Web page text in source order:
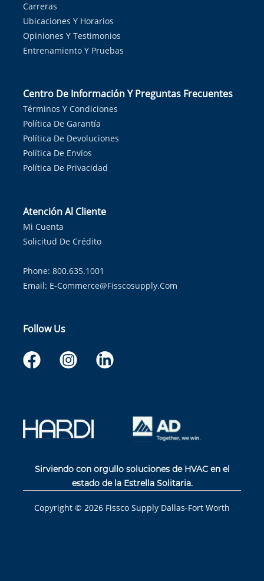
Carreras
Ubicaciones Y Horarios
Opiniones Y Testimonios
Entrenamiento Y Pruebas
Centro De Información Y Preguntas Frecuentes
Términos Y Condiciones
Política De Garantía
Política De Devoluciones
Política De Envíos
Política De Privacidad
Atención Al Cliente
Mi Cuenta
Solicitud De Crédito
Phone: 800.635.1001
Email: E-Commerce@fisscosupply.com
Follow Us
Sirviendo con orgullo soluciones de HVAC en el
estado de la Estrella Solitaria.
Copyright © 2026 Fissco Supply Dallas-Fort Worth